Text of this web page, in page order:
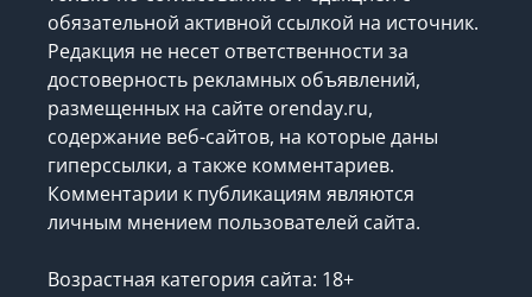
обязательной активной ссылкой на источник.
Редакция не несет ответственности за
достоверность рекламных объявлений,
размещенных на сайте orenday.ru,
содержание веб-сайтов, на которые даны
гиперссылки, а также комментариев.
Комментарии к публикациям являются
личным мнением пользователей сайта.
Возрастная категория сайта: 18+